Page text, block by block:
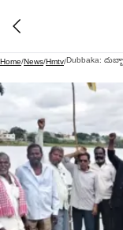
Home/News/Hmtv/Dubbaka: